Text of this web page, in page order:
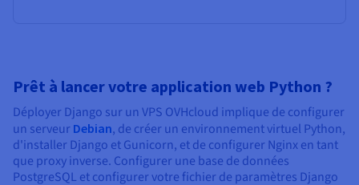
Prêt à lancer votre application web Python ?
Déployer Django sur un VPS OVHcloud implique de configurer
un serveur Debian, de créer un environnement virtuel Python,
d'installer Django et Gunicorn, et de configurer Nginx en tant
que proxy inverse. Configurer une base de données
PostgreSQL et configurer votre fichier de paramètres Django